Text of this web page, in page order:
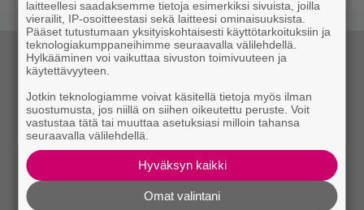
laitteellesi saadaksemme tietoja esimerkiksi sivuista, joilla
vierailit, IP-osoitteestasi sekä laitteesi ominaisuuksista.
Pääset tutustumaan yksityiskohtaisesti käyttötarkoituksiin ja
teknologiakumppaneihimme seuraavalla välilehdellä.
Hylkääminen voi vaikuttaa sivuston toimivuuteen ja
käytettävyyteen.
Jotkin teknologiamme voivat käsitellä tietoja myös ilman
suostumusta, jos niillä on siihen oikeutettu peruste. Voit
vastustaa tätä tai muuttaa asetuksiasi milloin tahansa
seuraavalla välilehdellä.
Hyväksyn kaikki
Omat valintani